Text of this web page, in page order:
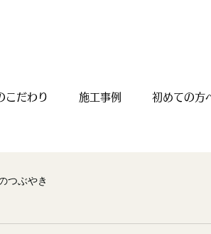
こだわり 施工事例 初めての方
つぶやき